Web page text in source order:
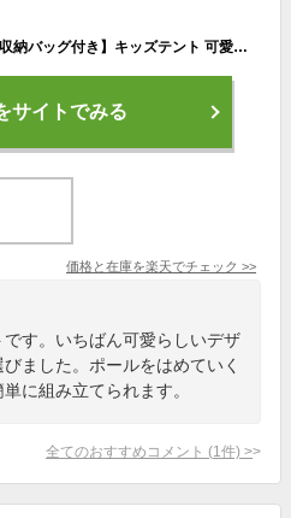
楽天1位!!【3ヶ月保証/折り畳み/収納バッグ付き】キッズテント 可愛い おしゃれ 女の子 男の子 部屋 おもちゃ ボールハウス 北欧風 折りたたみ式 キッズ ハウス 屋外 屋内 庭 秘密基地 収納バッグ付き 誕生日 出産祝 インテリア 玩具収納 遊び場 クリスマス プレゼント
サイトでみる
価格と在庫を楽天でチェック >>
す。いちばん可愛らしいデザ
ました。ポールをはめていく
に組み立てられます。
全てのおすすめコメント (1 件) >